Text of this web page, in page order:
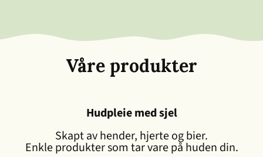
Våre produkter
Hudpleie med sjel
Skapt av hender, hjerte og bier.
Enkle produkter som tar vare på huden din.